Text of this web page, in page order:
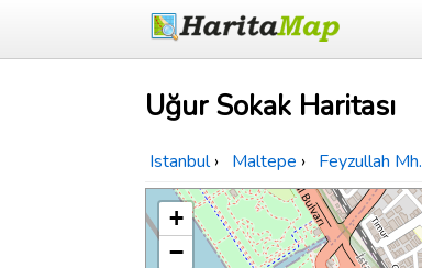
Uğur Sokak Haritası
Istanbul › Maltepe › Feyzullah Mh.
+
−